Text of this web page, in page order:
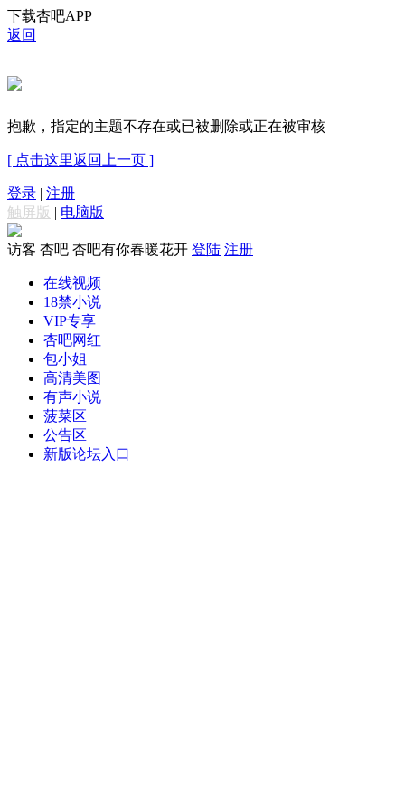
下载杏吧APP
返回
抱歉，指定的主题不存在或已被删除或正在被审核
[ 点击这里返回上一页 ]
登录 | 注册
触屏版 | 电脑版
访客 杏吧 杏吧有你春暖花开 登陆 注册
在线视频
18禁小说
VIP专享
杏吧网红
包小姐
高清美图
有声小说
菠菜区
公告区
新版论坛入口